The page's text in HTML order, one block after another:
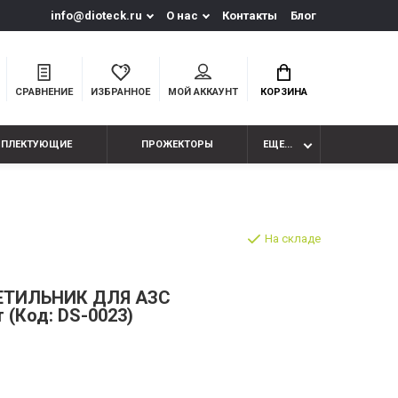
info@dioteck.ru О нас Контакты Блог
СРАВНЕНИЕ ИЗБРАННОЕ МОЙ АККАУНТ КОРЗИНА
ПРОЖЕКТОРЫ ЕЩЕ...
ДЛЯ АЗС
(Код: DS-0023)
На складе